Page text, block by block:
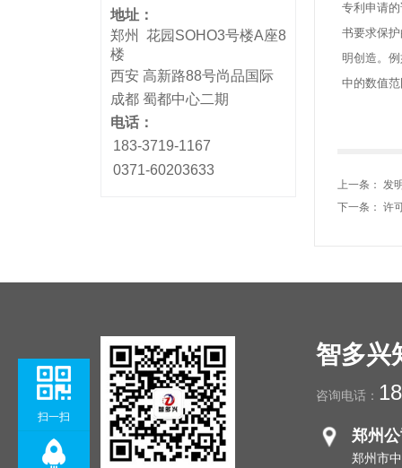
地址：
郑州 花园SOHO3号楼A座8
楼
西安 高新路88号尚品国际
成都 蜀都中心二期
电话：
183-3719-1167
0371-60203633
专利申请
书要求保
明创造。
中的数值
上一条： 发
下一条： 许
智多兴
咨询电话：
郑州
郑州市
扫一扫